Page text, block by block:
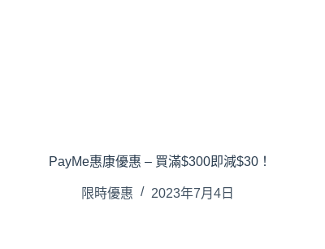
PayMe惠康優惠 – 買滿$300即減$30！
限時優惠 2023年7月4日